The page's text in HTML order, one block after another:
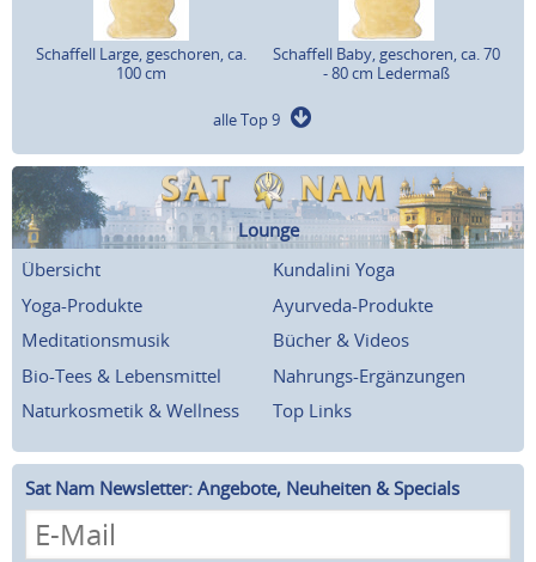
Schaffell Large, geschoren, ca.
100 cm
Schaffell Baby, geschoren, ca. 70
- 80 cm Ledermaß
alle Top 9
Lounge
Übersicht
Kundalini Yoga
Yoga-Produkte
Ayurveda-Produkte
Meditationsmusik
Bücher & Videos
Bio-Tees & Lebensmittel
Nahrungs-Ergänzungen
Naturkosmetik & Wellness
Top Links
Sat Nam Newsletter: Angebote, Neuheiten & Specials